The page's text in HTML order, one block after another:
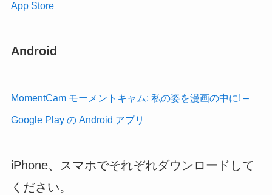
App Store
Android
MomentCam モーメントキャム: 私の姿を漫画の中に! –
Google Play の Android アプリ
iPhone、スマホでそれぞれダウンロードして
ください。